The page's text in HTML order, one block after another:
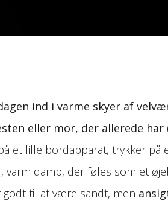
ind i varme skyer af
eller mor, der allerede har
et lille bordapparat, trykker på
damp, der føles som et
til at være sandt, men